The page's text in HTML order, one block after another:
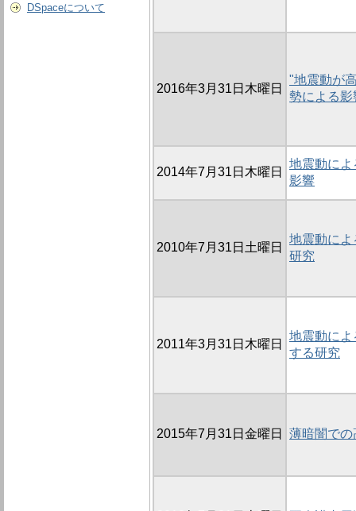
DSpaceについて
2016年3月31日木曜日
"地震動が
勢による
2014年7月31日木曜日
地震動に
影響
2010年7月31日土曜日
地震動に
研究
2011年3月31日木曜日
地震動に
する研究
2015年7月31日金曜日 薄暗闇で